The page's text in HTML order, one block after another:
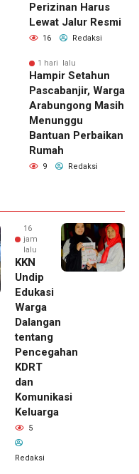
Perizinan Harus
Lewat Jalur Resmi
16 Redaksi
1 hari lalu
Hampir Setahun
Pascabanjir, Warga
Arabungong Masih
Menunggu
Bantuan Perbaikan
Rumah
9 Redaksi
16
jam
lalu
KKN
Undip
Edukasi
Warga
Dalangan
tentang
Pencegahan
KDRT
dan
Komunikasi
Keluarga
5
Redaksi